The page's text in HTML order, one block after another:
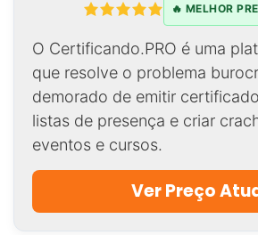
🔥 MELHOR
O Certificando.PRO é uma
que resolve o problema
demorado de emitir
listas de presença e criar
eventos e cursos.
Ver Preço